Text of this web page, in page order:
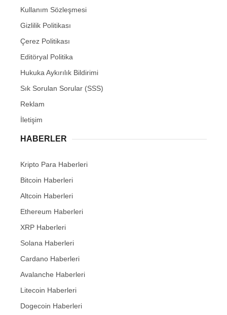
Kullanım Sözleşmesi
Gizlilik Politikası
Çerez Politikası
Editöryal Politika
Hukuka Aykırılık Bildirimi
Sık Sorulan Sorular (SSS)
Reklam
İletişim
HABERLER
Kripto Para Haberleri
Bitcoin Haberleri
Altcoin Haberleri
Ethereum Haberleri
XRP Haberleri
Solana Haberleri
Cardano Haberleri
Avalanche Haberleri
Litecoin Haberleri
Dogecoin Haberleri